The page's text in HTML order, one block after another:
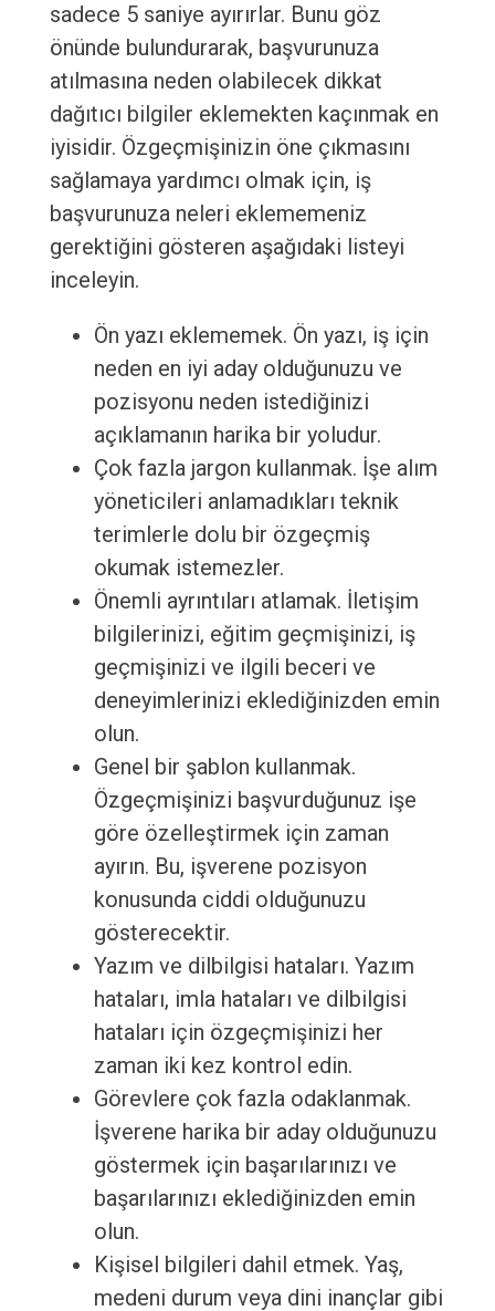
sadece 5 saniye ayırırlar. Bunu göz
önünde bulundurarak, başvurunuza
atılmasına neden olabilecek dikkat
dağıtıcı bilgiler eklemekten kaçınmak en
iyisidir. Özgeçmişinizin öne çıkmasını
sağlamaya yardımcı olmak için, iş
başvurunuza neleri eklememeniz
gerektiğini gösteren aşağıdaki listeyi
inceleyin.
Ön yazı eklememek. Ön yazı, iş için
neden en iyi aday olduğunuzu ve
pozisyonu neden istediğinizi
açıklamanın harika bir yoludur.
Çok fazla jargon kullanmak. İşe alım
yöneticileri anlamadıkları teknik
terimlerle dolu bir özgeçmiş
okumak istemezler.
Önemli ayrıntıları atlamak. İletişim
bilgilerinizi, eğitim geçmişinizi, iş
geçmişinizi ve ilgili beceri ve
deneyimlerinizi eklediğinizden emin
olun.
Genel bir şablon kullanmak.
Özgeçmişinizi başvurduğunuz işe
göre özelleştirmek için zaman
ayırın. Bu, işverene pozisyon
konusunda ciddi olduğunuzu
gösterecektir.
Yazım ve dilbilgisi hataları. Yazım
hataları, imla hataları ve dilbilgisi
hataları için özgeçmişinizi her
zaman iki kez kontrol edin.
Görevlere çok fazla odaklanmak.
İşverene harika bir aday olduğunuzu
göstermek için başarılarınızı ve
başarılarınızı eklediğinizden emin
olun.
Kişisel bilgileri dahil etmek. Yaş,
medeni durum veya dini inançlar gibi